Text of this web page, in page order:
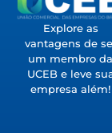
Explore as
vantagens de
um membro da
UCEB e leve
empresa além!